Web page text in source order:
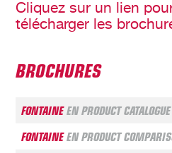
Cliquez sur un lien
télécharger les
BROCHURES
FONTAINEEN PRODUCT CATALOGUE
FONTAINEEN PRODUCT